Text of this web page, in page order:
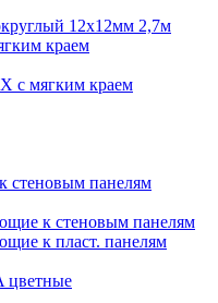
12х12мм 2,7м
краем
с мягким краем
стеновым панелям
к стеновым панелям
к пласт. панелям
цветные